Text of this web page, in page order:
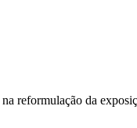
reformulação da